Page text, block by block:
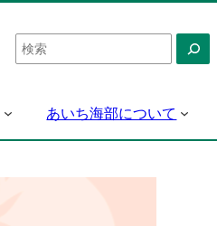
検
索
あいち海部について